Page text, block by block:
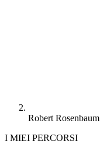
Robert Rosenbaum
I MIEI PERCORSI